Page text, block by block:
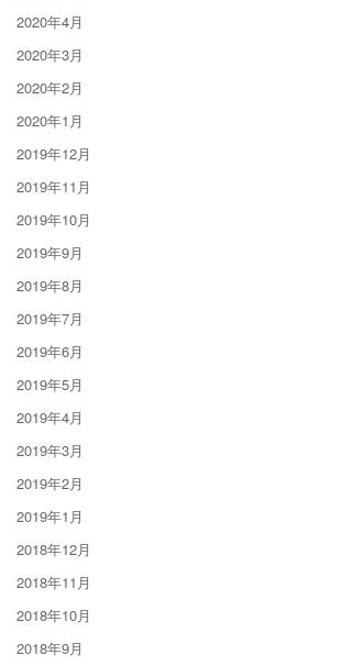
2020年4月
2020年3月
2020年2月
2020年1月
2019年12月
2019年11月
2019年10月
2019年9月
2019年8月
2019年7月
2019年6月
2019年5月
2019年4月
2019年3月
2019年2月
2019年1月
2018年12月
2018年11月
2018年10月
2018年9月